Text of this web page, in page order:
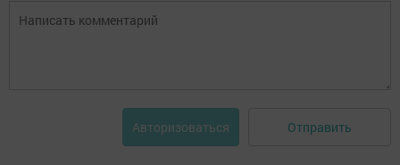
Авторизоваться Отправить